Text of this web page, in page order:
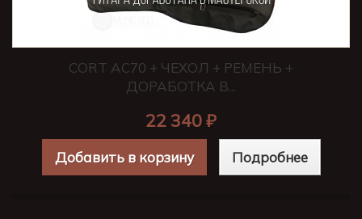
CORT AC70 + ЧЕХОЛ + РЕМЕНЬ +
ДОРАБОТКА В...
22 340 ₽
Добавить в корзину Подробнее